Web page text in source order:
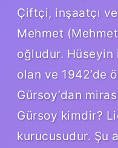
Çiftçi, inşaatçı
Mehmet
oğludur. Hüseyin
olan ve 1942’de
Gürsoy’dan
Gürsoy kimdir?
kurucusudur. Şu